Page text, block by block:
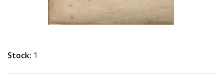
Stock: 1